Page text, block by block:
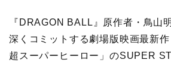
『DRAGON BALL』原作者・鳥山
深くコミットする劇場版映画最新
超スーパーヒーロー」のSUPER